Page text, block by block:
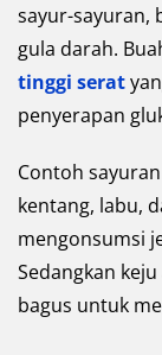
sayur-sayuran,
gula darah.
tinggi serat
penyerapan
Contoh
kentang, labu,
mengonsumsi
Sedangkan
bagus untuk